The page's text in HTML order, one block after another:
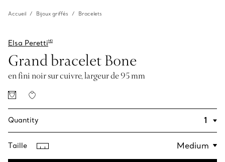
Accueil Bijoux griffés Bracelets
Elsa PerettiMD
Grand bracelet Bone
en fini noir sur cuivre, largeur de 95 mm
Quantity
Taille